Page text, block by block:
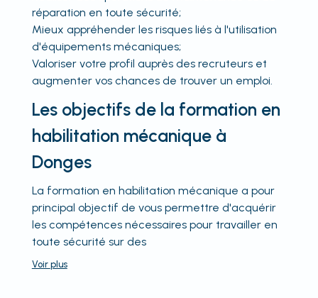
réparation en toute sécurité;
Mieux appréhender les risques liés à l'utilisation
d'équipements mécaniques;
Valoriser votre profil auprès des recruteurs et
augmenter vos chances de trouver un emploi.
Les objectifs de la formation en
habilitation mécanique à
Donges
La formation en habilitation mécanique a pour
principal objectif de vous permettre d'acquérir
les compétences nécessaires pour travailler en
toute sécurité sur des
Voir plus